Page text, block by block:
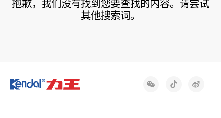
抱歉，我们没有找到您要查找的内容。请尝试
其他搜索词。